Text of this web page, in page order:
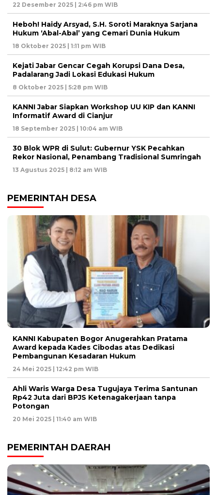
22 Desember 2025 | 2:46 pm WIB
Heboh! Haidy Arsyad, S.H. Soroti Maraknya Sarjana
Hukum ‘Abal-Abal’ yang Cemari Dunia Hukum
18 Oktober 2025 | 1:11 pm WIB
Kejati Jabar Gencar Cegah Korupsi Dana Desa,
Padalarang Jadi Lokasi Edukasi Hukum
8 Oktober 2025 | 5:28 pm WIB
KANNI Jabar Siapkan Workshop UU KIP dan KANNI
Informatif Award di Cianjur
18 September 2025 | 10:04 am WIB
30 Blok WPR di Sulut: Gubernur YSK Pecahkan
Rekor Nasional, Penambang Tradisional Sumringah
13 Agustus 2025 | 8:12 am WIB
PEMERINTAH DESA
KANNI Kabupaten Bogor Anugerahkan Pratama
Award kepada Kades Cibodas atas Dedikasi
Pembangunan Kesadaran Hukum
24 Mei 2025 | 12:42 pm WIB
Ahli Waris Warga Desa Tugujaya Terima Santunan
Rp42 Juta dari BPJS Ketenagakerjaan tanpa
Potongan
20 Mei 2025 | 11:40 am WIB
PEMERINTAH DAERAH